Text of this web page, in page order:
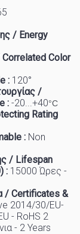
5
/ Energy
Color
: 120°
/
: -20...+40°C
Rating
: Non
/ Lifespan
: 1 5000 Ώρες -
/ Certificates &
2014/30/EU-
- RoHS 2
- 2 Years